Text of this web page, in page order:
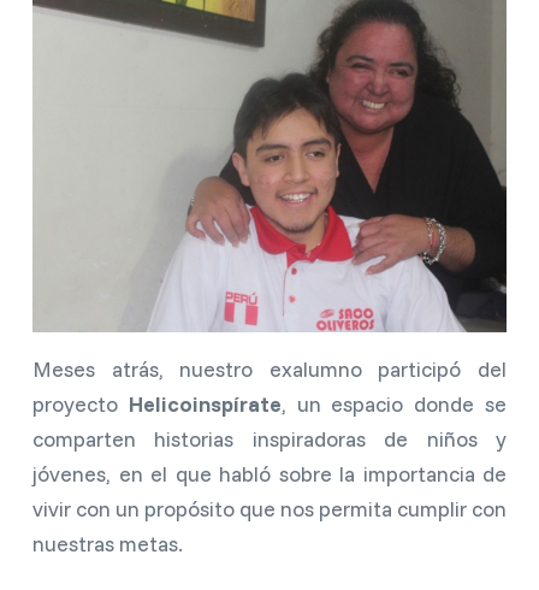
Meses atrás, nuestro exalumno participó del
proyecto Helicoinspírate, un espacio donde se
comparten historias inspiradoras de niños y
jóvenes, en el que habló sobre la importancia de
vivir con un propósito que nos permita cumplir con
nuestras metas.